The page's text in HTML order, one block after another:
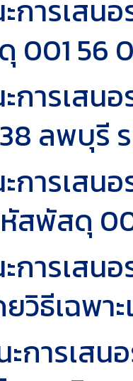
การเสน
56
การเสน
ลพบุรี
การเสน
พัสดุ
การเสน
วิธีเฉพาะ
ะการเส